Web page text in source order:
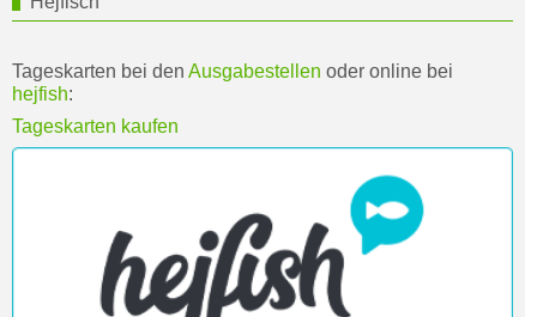
Tageskarten bei den Ausgabestellen oder online bei
hejfish:
Tageskarten kaufen